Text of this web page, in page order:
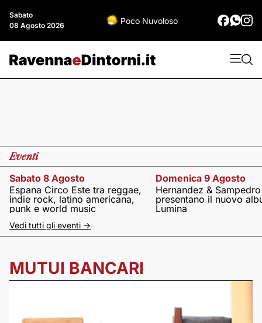
Sabato
08 Agosto 2026
Poco Nuvoloso
Eventi
Sabato 8 Agosto
Espana Circo Este tra reggae,
indie rock, latino americana,
punk e world music
Domenica 9 Agosto
Hernandez & Sampedro
presentano il nuovo
Lumina
Vedi tutti gli eventi ->
MUTUI BANCARI